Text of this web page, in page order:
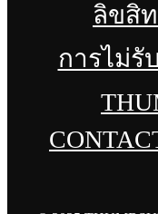
ลิขสิ
การไม่รั